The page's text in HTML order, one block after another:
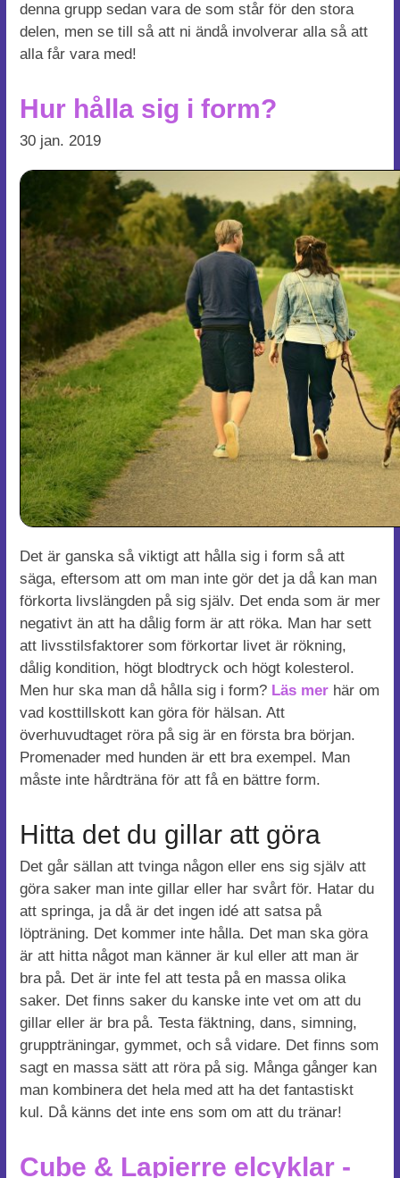
denna grupp sedan vara de som står för den stora
delen, men se till så att ni ändå involverar alla så att
alla får vara med!
Hur hålla sig i form?
30 jan. 2019
Det är ganska så viktigt att hålla sig i form så att
säga, eftersom att om man inte gör det ja då kan man
förkorta livslängden på sig själv. Det enda som är mer
negativt än att ha dålig form är att röka. Man har sett
att livsstilsfaktorer som förkortar livet är rökning,
dålig kondition, högt blodtryck och högt kolesterol.
Men hur ska man då hålla sig i form? Läs merhär om
vad kosttillskott kan göra för hälsan. Att
överhuvudtaget röra på sig är en första bra början.
Promenader med hunden är ett bra exempel. Man
måste inte hårdträna för att få en bättre form.
Hitta det du gillar att göra
Det går sällan att tvinga någon eller ens sig själv att
göra saker man inte gillar eller har svårt för. Hatar du
att springa, ja då är det ingen idé att satsa på
löpträning. Det kommer inte hålla. Det man ska göra
är att hitta något man känner är kul eller att man är
bra på. Det är inte fel att testa på en massa olika
saker. Det finns saker du kanske inte vet om att du
gillar eller är bra på. Testa fäktning, dans, simning,
gruppträningar, gymmet, och så vidare. Det finns som
sagt en massa sätt att röra på sig. Många gånger kan
man kombinera det hela med att ha det fantastiskt
kul. Då känns det inte ens som om att du tränar!
Cube & Lapierre elcyklar -